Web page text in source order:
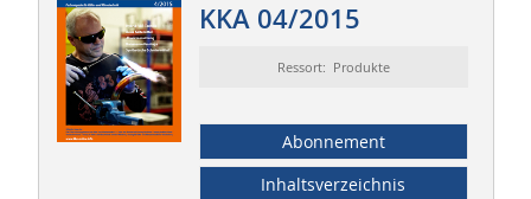
KKA 04/2015
Ressort: Produkte
Abonnement
Inhaltsverzeichnis